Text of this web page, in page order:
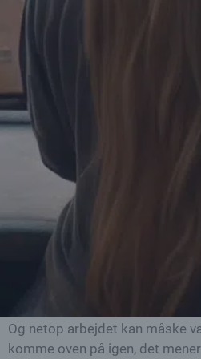
[et_pb_column
admin_label=\”Er du kommet …\”
_builder_version=\”3.2.2\”]
Er du kommet godt ind i det
dine nytårsfortsætter? – Har
er du kommet godt, restitueret
arbejdet eller er det blevet
Hvis du føler, at du ikke er
uoverskuelig så fortvivl ikke,
der er en vej ud.
Januar og februar er nemlig
på hele året. Det er højtid for
jobsøgninger. Julen har for
Og netop arbejdet kan måske
komme oven på igen, det